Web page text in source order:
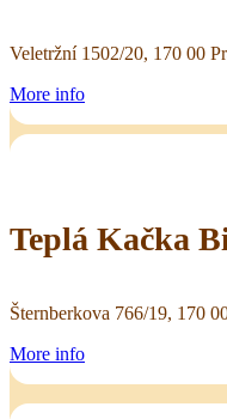
Veletržní 1502/20, 170 00
More info
Teplá Kačka
Šternberkova 766/19, 170
More info